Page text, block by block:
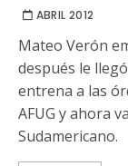
ABRIL 2012
Mateo Verón
después le
entrena a las
AFUG y ahora
Sudamericano.